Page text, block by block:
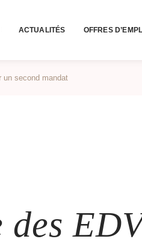
ACTUALITÉS OFFRES
un second mandat
des